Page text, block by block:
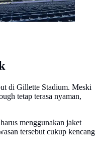
di Gillette Stadium. Meski
tetap terasa nyaman,
menggunakan jaket
tersebut cukup kencang